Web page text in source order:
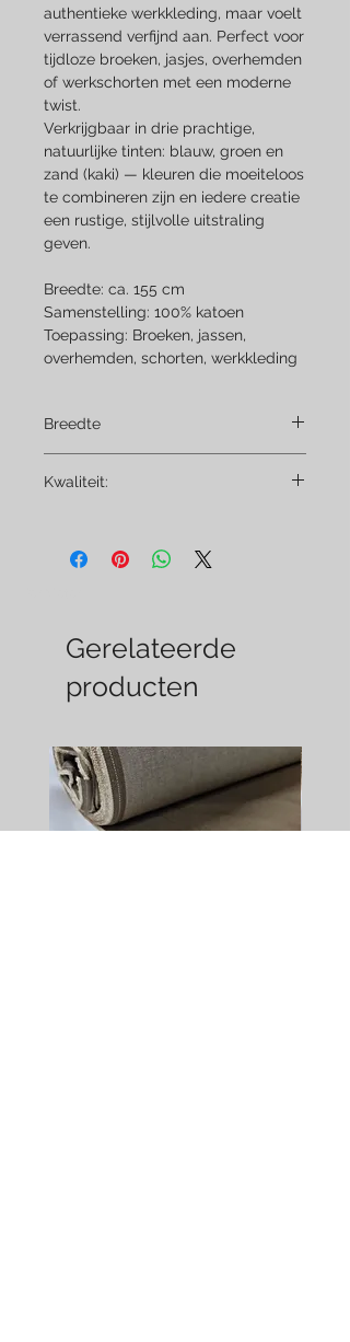
authentieke werkkleding, maar voelt
verrassend verfijnd aan. Perfect voor
tijdloze broeken, jasjes, overhemden
of werkschorten met een moderne
twist.
Verkrijgbaar in drie prachtige,
natuurlijke tinten: blauw, groen en
zand (kaki) — kleuren die moeiteloos
te combineren zijn en iedere creatie
een rustige, stijlvolle uitstraling
geven.
Breedte: ca. 155 cm
Samenstelling: 100% katoen
Toepassing: Broeken, jassen,
overhemden, schorten, werkkleding
Breedte
Kwaliteit:
Gerelateerde
producten